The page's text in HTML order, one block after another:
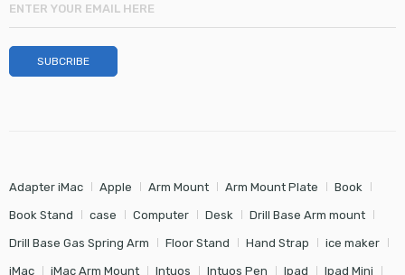
Adapter iMac Apple Arm Mount Arm Mount Plate Book
Book Stand case Computer Desk Drill Base Arm mount
Drill Base Gas Spring Arm Floor Stand Hand Strap ice maker
iMac iMac Arm Mount Intuos Intuos Pen Ipad Ipad Mini